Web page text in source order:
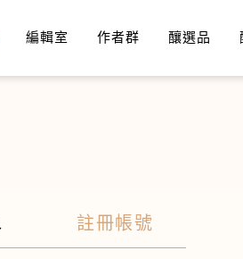
編輯室 作者群 釀選品
註冊帳號